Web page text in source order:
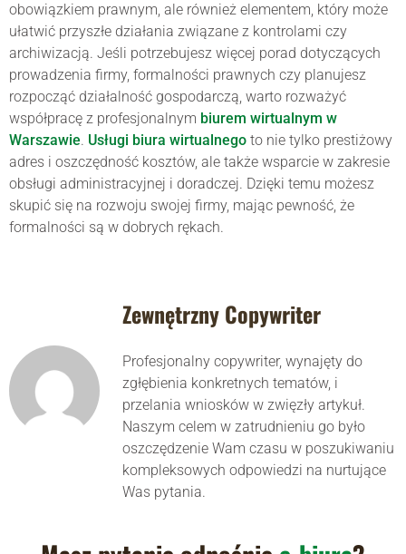
obowiązkiem prawnym, ale również elementem, który może
ułatwić przyszłe działania związane z kontrolami czy
archiwizacją. Jeśli potrzebujesz więcej porad dotyczących
prowadzenia firmy, formalności prawnych czy planujesz
rozpocząć działalność gospodarczą, warto rozważyć
współpracę z profesjonalnym biurem wirtualnym w
Warszawie. Usługi biura wirtualnego to nie tylko prestiżowy
adres i oszczędność kosztów, ale także wsparcie w zakresie
obsługi administracyjnej i doradczej. Dzięki temu możesz
skupić się na rozwoju swojej firmy, mając pewność, że
formalności są w dobrych rękach.
Zewnętrzny Copywriter
Profesjonalny copywriter, wynajęty do
zgłębienia konkretnych tematów, i
przelania wniosków w zwięzły artykuł.
Naszym celem w zatrudnieniu go było
oszczędzenie Wam czasu w poszukiwaniu
kompleksowych odpowiedzi na nurtujące
Was pytania.